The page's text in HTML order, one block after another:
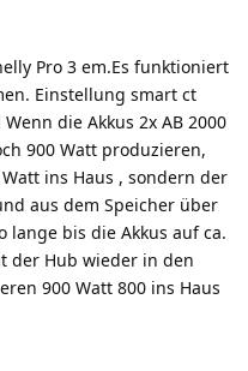
Pro 3 em.Es funktioniert
Einstellung smart ct
die Akkus 2x AB 2000
900 Watt produzieren,
ins Haus , sondern der
aus dem Speicher über
lange bis die Akkus auf ca.
der Hub wieder in den
900 Watt 800 ins Haus